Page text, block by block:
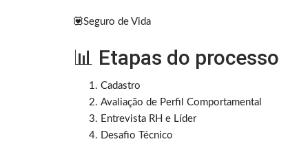
💟Seguro de Vida
📊 Etapas do processo
Cadastro
Avaliação de Perfil Comportamental
Entrevista RH e Líder
Desafio Técnico